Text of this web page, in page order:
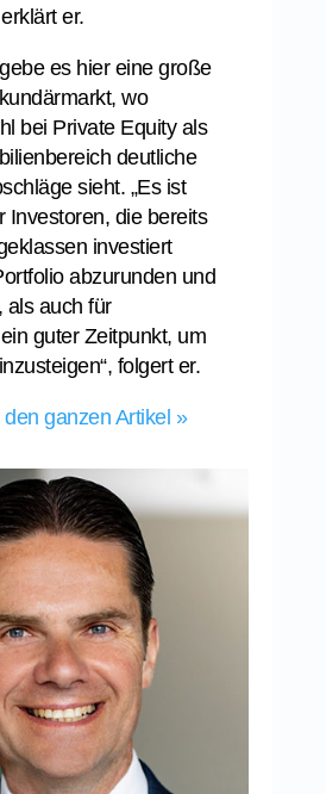
er.
es hier eine große
wo
bei Private Equity als
deutliche
sieht. „Es ist
Investoren, die bereits
investiert
abzurunden und
als auch für
guter Zeitpunkt, um
folgert er.
ganzen Artikel »